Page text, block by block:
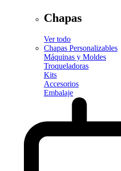
Chapas
Ver todo
Chapas Personalizables
Máquinas y Moldes
Troqueladoras
Kits
Accesorios
Embalaje